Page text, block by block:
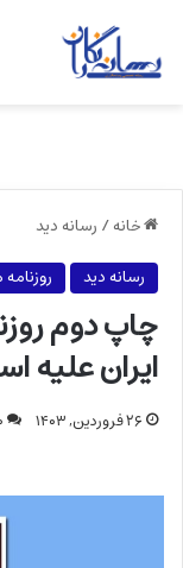
خانه/ رسانه دید
رسانه دید
چاپ دوم
ایران علیه
۲۶ فروردین, ۱۴۰۳